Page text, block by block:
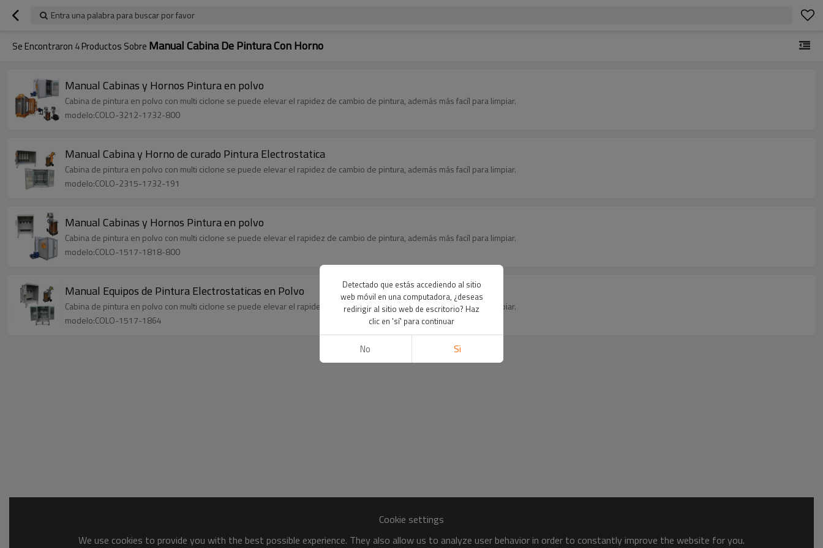
Entra una palabra para buscar por favor
Se Encontraron 4Productos Sobre Manual Cabina De Pintura Con Horno
Manual Cabinas y Hornos Pintura en polvo
Cabina de pintura en polvo con multi ciclone se puede elevar el rapidez de cambio de pintura, además más facíl para limpiar.
modelo:COLO-3212-1732-800
Manual Cabina y Horno de curado Pintura Electrostatica
Cabina de pintura en polvo con multi ciclone se puede elevar el rapidez de cambio de pintura, además más facíl para limpiar.
modelo:COLO-2315-1732-191
Manual Cabinas y Hornos Pintura en polvo
Cabina de pintura en polvo con multi ciclone se puede elevar el rapidez de cambio de pintura, además más facíl para limpiar.
modelo:COLO-1517-1818-800
Manual Equipos de Pintura Electrostaticas en Polvo
Cabina de pintura en polvo con multi ciclone se puede elevar el rapidez de cambio de pintura, además más facíl para limpiar.
modelo:COLO-1517-1864
Cookie settings
We use cookies to provide you with the best possible experience. They also allow us to analyze user behavior in order to constantly improve the website for you.
Detectado que estás accediendo al sitio
web móvil en una computadora, ¿deseas
redirigir al sitio web de escritorio? Haz
clic en 'sí' para continuar
No Si